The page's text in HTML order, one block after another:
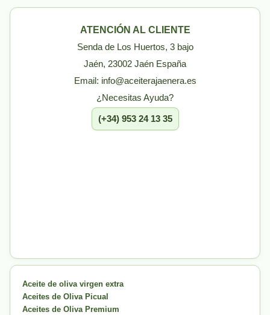
ATENCIÓN AL CLIENTE
Senda de Los Huertos, 3 bajo
Jaén, 23002 Jaén España
Email: info@aceiterajaenera.es
¿Necesitas Ayuda?
(+34) 953 24 13 35
Aceite de oliva virgen extra
Aceites de Oliva Picual
Aceites de Oliva Premium